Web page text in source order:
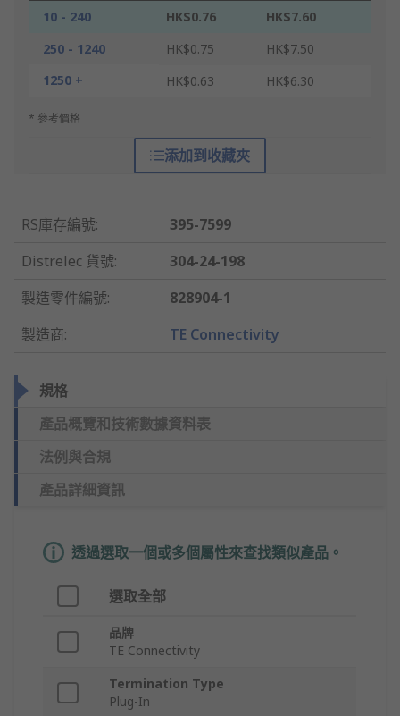
10 - 240 HK$0.76
HK$7.60
250 - 1240
HK$0.75
HK$7.50
1250 +
HK$0.63 HK$6.30
* 參考價格
添加到收藏夾
RS庫存編號:
395-7599
Distrelec 貨號:
304-24-198
製造零件編號:
828904-1
製造商: TE Connectivity
規格
產品概覽和技術數據資料表
法例與合規
產品詳細資訊
透過選取一個或多個屬性來查找類似產品。
選取全部
品牌
TE Connectivity
Termination Type
Plug-In